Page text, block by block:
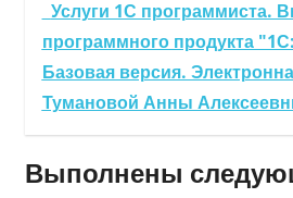
Услуги 1С программиста.
программного продукта
Базовая версия.
Тумановой Анны
Выполнены